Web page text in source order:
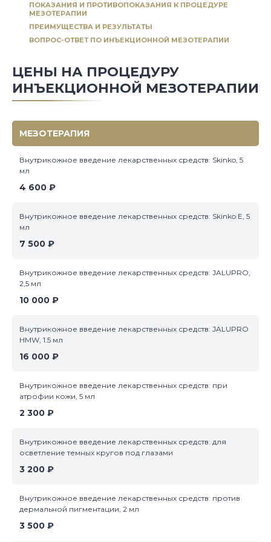
ПОКАЗАНИЯ И ПРОТИВОПОКАЗАНИЯ К ПРОЦЕДУРЕ
МЕЗОТЕРАПИИ
ПРЕИМУЩЕСТВА И РЕЗУЛЬТАТЫ
ВОПРОС-ОТВЕТ ПО ИНЪЕКЦИОННОЙ МЕЗОТЕРАПИИ
ЦЕНЫ НА ПРОЦЕДУРУ
ИНЪЕКЦИОННОЙ МЕЗОТЕРАПИИ
МЕЗОТЕРАПИЯ
Внутрикожное введение лекарственных средств: Skinko, 5
мл
4 600 ₽
Внутрикожное введение лекарственных средств: Skinko E, 5
мл
7 500 ₽
Внутрикожное введение лекарственных средств: JALUPRO,
2,5 мл
10 000 ₽
Внутрикожное введение лекарственных средств: JALUPRO
HMW, 1.5 мл
16 000 ₽
Внутрикожное введение лекарственных средств: при
атрофии кожи, 5 мл
2 300 ₽
Внутрикожное введение лекарственных средств: для
осветление темных кругов под глазами
3 200 ₽
Внутрикожное введение лекарственных средств: против
дермальной пигментации, 2 мл
3 500 ₽